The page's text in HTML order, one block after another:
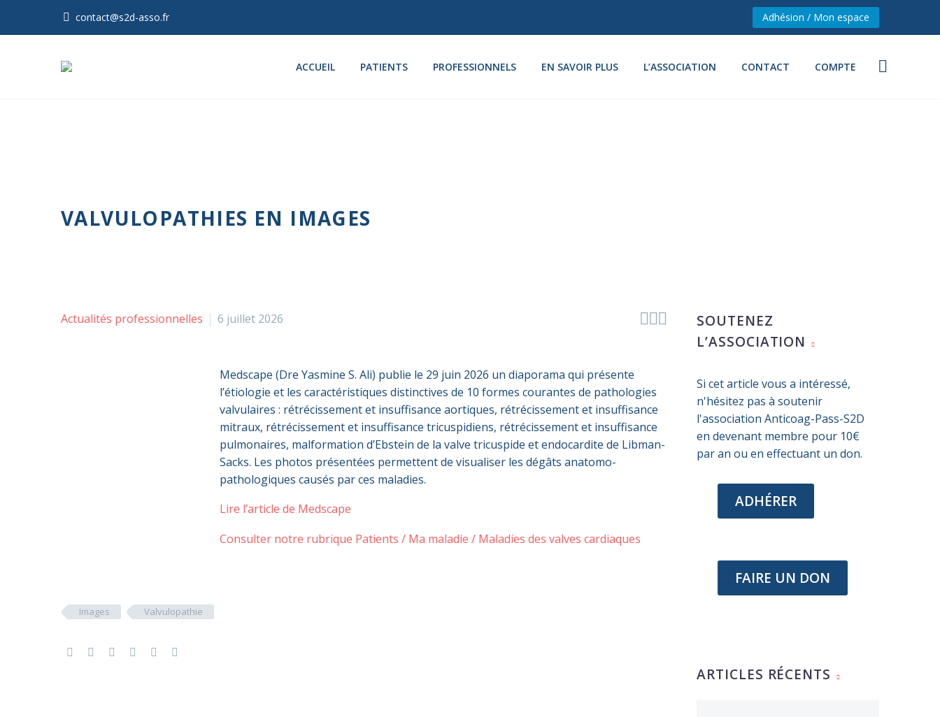
contact@s2d-asso.fr Adhésion / Mon espace
ACCUEIL PATIENTS PROFESSIONNELS EN SAVOIR PLUS L’ASSOCIATION CONTACT COMPTE
VALVULOPATHIES EN IMAGES

Actualités professionnelles 6 juillet 2026
Medscape (Dre Yasmine S. Ali) publie le 29 juin 2026 un diaporama qui présente
l’étiologie et les caractéristiques distinctives de 10 formes courantes de pathologies
valvulaires : rétrécissement et insuffisance aortiques, rétrécissement et insuffisance
mitraux, rétrécissement et insuffisance tricuspidiens, rétrécissement et insuffisance
pulmonaires, malformation d’Ebstein de la valve tricuspide et endocardite de Libman-
Sacks. Les photos présentées permettent de visualiser les dégâts anatomo-
pathologiques causés par ces maladies.
Lire l’article de Medscape
Consulter notre rubrique Patients / Ma maladie / Maladies des valves cardiaques
Images Valvulopathie
SOUTENEZ
L’ASSOCIATION
Si cet article vous a intéressé,
n'hésitez pas à soutenir
l'association Anticoag-Pass-S2D
en devenant membre pour 10€
par an ou en effectuant un don.
ADHÉRER
FAIRE UN DON
ARTICLES RÉCENTS